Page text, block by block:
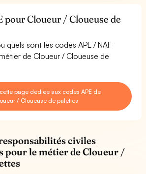
pour Cloueur / Cloueuse de
quels sont les codes APE / NAF
de Cloueur / Cloueuse de
page dédiée aux codes APE de
/ Cloueuse de palettes
civiles
pour le métier de Cloueur /